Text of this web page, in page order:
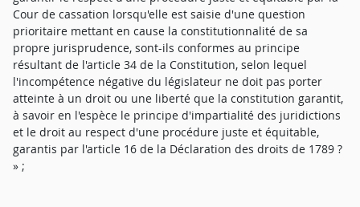
Cour de cassation lorsqu'elle est saisie d'une question
prioritaire mettant en cause la constitutionnalité de sa
propre jurisprudence, sont-ils conformes au principe
résultant de l'article 34 de la Constitution, selon lequel
l'incompétence négative du législateur ne doit pas porter
atteinte à un droit ou une liberté que la constitution garantit,
à savoir en l'espèce le principe d'impartialité des juridictions
et le droit au respect d'une procédure juste et équitable,
garantis par l'article 16 de la Déclaration des droits de 1789 ?
» ;